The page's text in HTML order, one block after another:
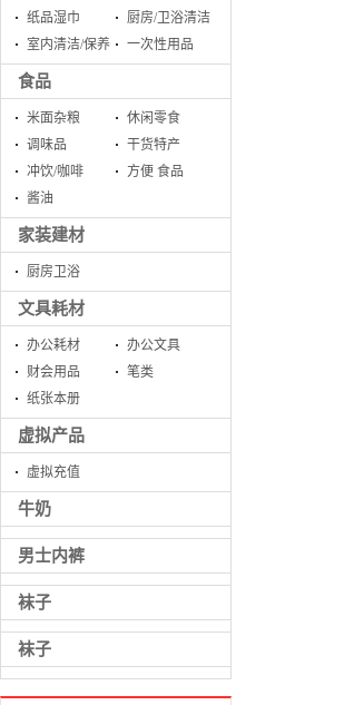
纸品湿巾
厨房/卫浴清洁
室内清洁/保养
一次性用品
食品
米面杂粮
休闲零食
调味品
干货特产
冲饮/咖啡
方便 食品
酱油
家装建材
厨房卫浴
文具耗材
办公耗材
办公文具
财会用品
笔类
纸张本册
虚拟产品
虚拟充值
牛奶
男士内裤
袜子
袜子